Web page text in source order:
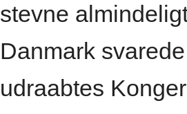
stevne
Danmark
udraabtes